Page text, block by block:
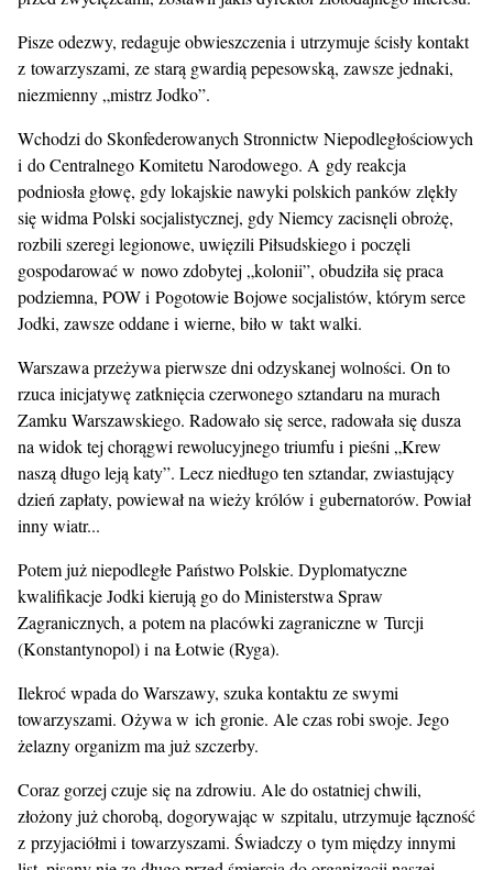
Pisze odezwy, redaguje obwieszczenia i utrzymuje ścisły kontakt
z towarzyszami, ze starą gwardią pepesowską, zawsze jednaki,
niezmienny „mistrz Jodko”.
Wchodzi do Skonfederowanych Stronnictw Niepodległościowych
i do Centralnego Komitetu Narodowego. A gdy reakcja
podniosła głowę, gdy lokajskie nawyki polskich panków zlękły
się widma Polski socjalistycznej, gdy Niemcy zacisnęli obrożę,
rozbili szeregi legionowe, uwięzili Piłsudskiego i poczęli
gospodarować w nowo zdobytej „kolonii”, obudziła się praca
podziemna, POW i Pogotowie Bojowe socjalistów, którym serce
Jodki, zawsze oddane i wierne, biło w takt walki.
Warszawa przeżywa pierwsze dni odzyskanej wolności. On to
rzuca inicjatywę zatknięcia czerwonego sztandaru na murach
Zamku Warszawskiego. Radowało się serce, radowała się dusza
na widok tej chorągwi rewolucyjnego triumfu i pieśni „Krew
naszą długo leją katy”. Lecz niedługo ten sztandar, zwiastujący
dzień zapłaty, powiewał na wieży królów i gubernatorów. Powiał
inny wiatr...
Potem już niepodległe Państwo Polskie. Dyplomatyczne
kwalifikacje Jodki kierują go do Ministerstwa Spraw
Zagranicznych, a potem na placówki zagraniczne w Turcji
(Konstantynopol) i na Łotwie (Ryga).
Ilekroć wpada do Warszawy, szuka kontaktu ze swymi
towarzyszami. Ożywa w ich gronie. Ale czas robi swoje. Jego
żelazny organizm ma już szczerby.
Coraz gorzej czuje się na zdrowiu. Ale do ostatniej chwili,
złożony już chorobą, dogorywając w szpitalu, utrzymuje łączność
z przyjaciółmi i towarzyszami. Świadczy o tym między innymi